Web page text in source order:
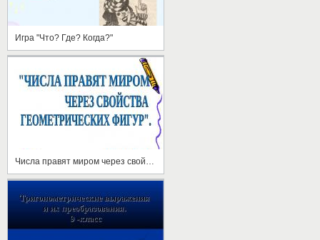
Игра "Что? Где? Когда?"